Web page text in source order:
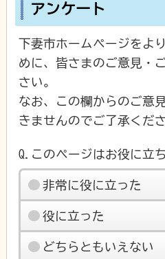
アンケート
下妻市ホームページをよ
めに、皆さまのご意見・
さい。
なお、この欄からのご意
きませんのでご了承くださ
Q.このページはお役に立
非常に役に立った
役に立った
どちらともいえない